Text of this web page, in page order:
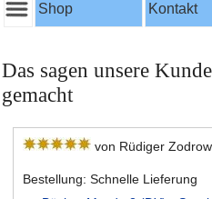
Shop Kontakt
Das sagen unsere
gemacht
von Rüdiger
Bestellung: Schnelle Lieferung